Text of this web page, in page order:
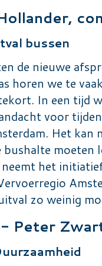
bussen
de nieuwe
horen we te
In een tijd
voor
Het kan
moeten
het
zo weinig
- Peter